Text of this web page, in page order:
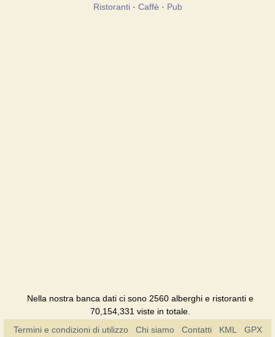
Slavutych
Alberghi
Ristoranti· Caffè · Pub
Nella nostra banca dati ci sono 2560 alberghi e ristoranti e
70,154,331 viste in totale.
Termini e condizioni di utilizzo
Chi siamo Contatti KML GPX